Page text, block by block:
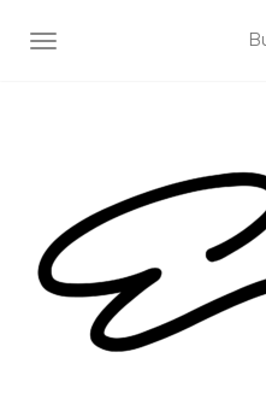
ALTERNAR NAVEGACIÓN